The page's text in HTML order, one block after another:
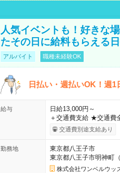
人気イベントも！好きな
たその日に給料もらえる
アルバイト 職種未経験OK
日払い・週払いOK！週
給与
日給13,000円～
＋交通費支給 ★交通
交通費別途支給あり
勤務地
東京都八王子市
東京都八王子市明神町
株式会社ワンベルウッ